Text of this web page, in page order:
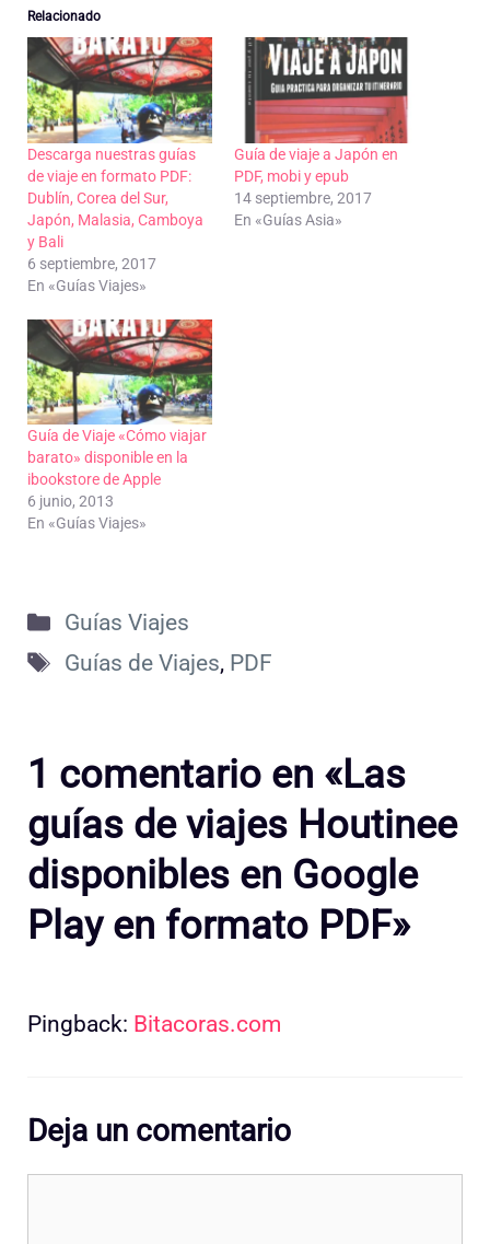
Relacionado
Descarga nuestras guías
de viaje en formato PDF:
Dublín, Corea del Sur,
Japón, Malasia, Camboya
y Bali
6 septiembre, 2017
En «Guías Viajes»
Guía de viaje a Japón en
PDF, mobi y epub
14 septiembre, 2017
En «Guías Asia»
Guía de Viaje «Cómo viajar
barato» disponible en la
ibookstore de Apple
6 junio, 2013
En «Guías Viajes»
Categorías
Guías Viajes
Etiquetas
Guías de Viajes, PDF
1 comentario en «Las
guías de viajes Houtinee
disponibles en Google
Play en formato PDF»
Pingback: Bitacoras.com
Deja un comentario